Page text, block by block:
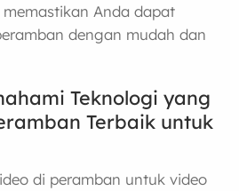
Anda dapat
dengan mudah dan
Teknologi yang
Terbaik untuk
di peramban untuk video